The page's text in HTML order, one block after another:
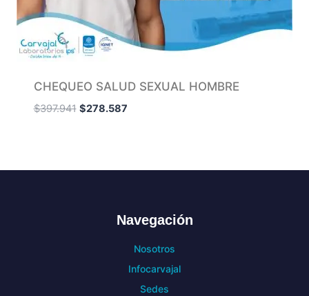
CHEQUEO SALUD SEXUAL HOMBRE
$397.941 $278.587
Navegación
Nosotros
Infocarvajal
Sedes